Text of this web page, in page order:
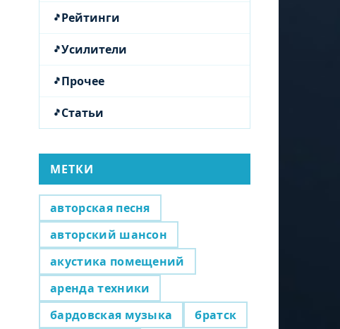
Рейтинги
Усилители
Прочее
Статьи
МЕТКИ
авторская песня
авторский шансон
акустика помещений
аренда техники
бардовская музыка
братск